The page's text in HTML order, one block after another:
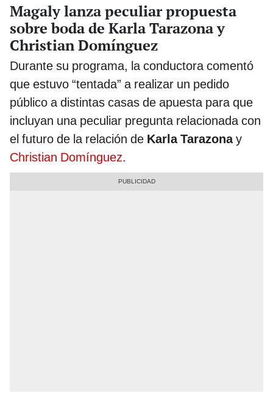
Magaly lanza peculiar propuesta
sobre boda de Karla Tarazona y
Christian Domínguez
Durante su programa, la conductora comentó
que estuvo “tentada” a realizar un pedido
público a distintas casas de apuesta para que
incluyan una peculiar pregunta relacionada con
el futuro de la relación de Karla Tarazonay
Christian Domínguez.